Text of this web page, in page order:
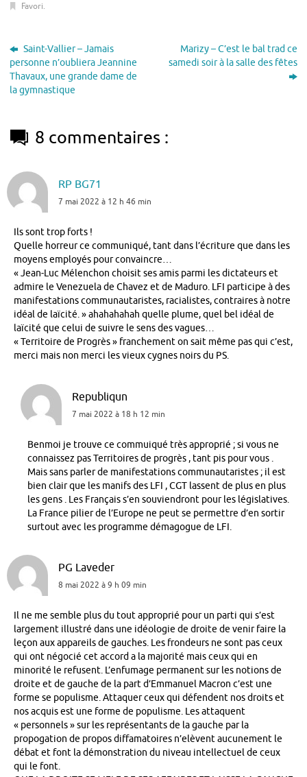
Favori.
Saint-Vallier – Jamais
personne n’oubliera Jeannine
Thavaux, une grande dame de
la gymnastique
Marizy – C’est le bal trad ce
samedi soir à la salle des fêtes
8 commentaires :
RP BG71
7 mai 2022 à 12 h 46 min
Ils sont trop forts !
Quelle horreur ce communiqué, tant dans l’écriture que dans les
moyens employés pour convaincre…
« Jean-Luc Mélenchon choisit ses amis parmi les dictateurs et
admire le Venezuela de Chavez et de Maduro. LFI participe à des
manifestations communautaristes, racialistes, contraires à notre
idéal de laïcité. » ahahahahah quelle plume, quel bel idéal de
laïcité que celui de suivre le sens des vagues…
« Territoire de Progrès » franchement on sait même pas qui c’est,
merci mais non merci les vieux cygnes noirs du PS.
Republiqun
7 mai 2022 à 18 h 12 min
Benmoi je trouve ce commuiqué très approprié ; si vous ne
connaissez pas Territoires de progrès , tant pis pour vous .
Mais sans parler de manifestations communautaristes ; il est
bien clair que les manifs des LFI , CGT lassent de plus en plus
les gens . Les Français s’en souviendront pour les législatives.
La France pilier de l’Europe ne peut se permettre d’en sortir
surtout avec les programme démagogue de LFI.
PG Laveder
8 mai 2022 à 9 h 09 min
Il ne me semble plus du tout approprié pour un parti qui s’est
largement illustré dans une idéologie de droite de venir faire la
leçon aux appareils de gauches. Les frondeurs ne sont pas ceux
qui ont négocié cet accord a la majorité mais ceux qui en
minorité le refusent. L’enfumage permanent sur les notions de
droite et de gauche de la part d’Emmanuel Macron c’est une
forme se populisme. Attaquer ceux qui défendent nos droits et
nos acquis est une forme de populisme. Les attaquent
« personnels » sur les représentants de la gauche par la
propogation de propos diffamatoires n’elèvent aucunement le
débat et font la démonstration du niveau intellectuel de ceux
qui le font.